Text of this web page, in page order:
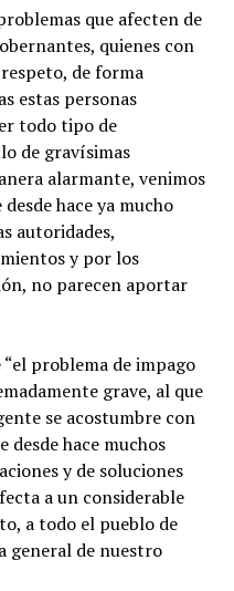
que afecten de
quienes con
de forma
estas personas
todo tipo de
de gravísimas
alarmante, venimos
hace ya mucho
autoridades,
y por los
no parecen aportar
problema de impago
grave, al que
se acostumbre con
hace muchos
y de soluciones
a un considerable
a todo el pueblo de
general de nuestro